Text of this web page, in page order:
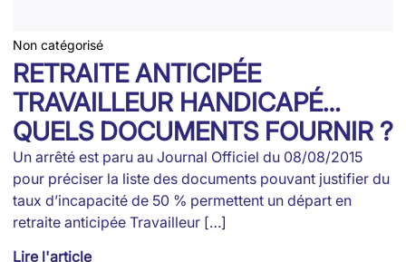
Non catégorisé
RETRAITE ANTICIPÉE
TRAVAILLEUR HANDICAPÉ…
QUELS DOCUMENTS FOURNIR ?
Un arrêté est paru au Journal Officiel du 08/08/2015
pour préciser la liste des documents pouvant justifier du
taux d’incapacité de 50 % permettent un départ en
retraite anticipée Travailleur […]
Lire l'article